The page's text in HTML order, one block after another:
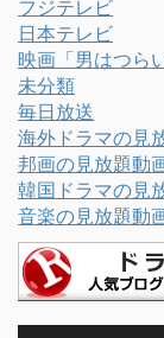
フジテレビ
日本テレビ
映画「男はつら
未分類
毎日放送
海外ドラマの見
邦画の見放題動
韓国ドラマの見
音楽の見放題動